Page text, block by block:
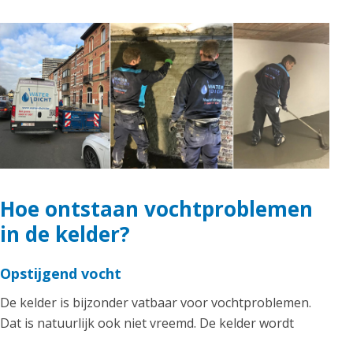
Hoe ontstaan vochtproblemen
in de kelder?
Opstijgend vocht
De kelder is bijzonder vatbaar voor vochtproblemen.
Dat is natuurlijk ook niet vreemd. De kelder wordt